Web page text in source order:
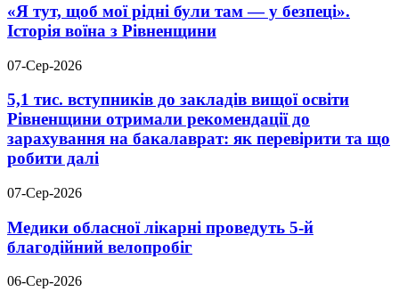
«Я тут, щоб мої рідні були там — у безпеці».
Історія воїна з Рівненщини
07-Сер-2026
5,1 тис. вступників до закладів вищої освіти
Рівненщини отримали рекомендації до
зарахування на бакалаврат: як перевірити та що
робити далі
07-Сер-2026
Медики обласної лікарні проведуть 5-й
благодійний велопробіг
06-Сер-2026